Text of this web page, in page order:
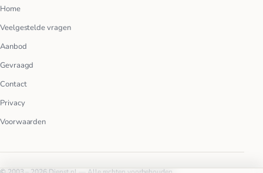
Home
Veelgestelde vragen
Aanbod
Gevraagd
Contact
Privacy
Voorwaarden